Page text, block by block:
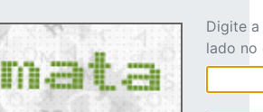
Digite
lado no